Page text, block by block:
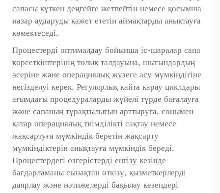
сапасы күткен деңгейге жетпейтін немесе қосымша
назар аударуды қажет ететін аймақтарды анықтауға
көмектеседі.
Процестерді оптималдау бойынша іс-шаралар сапа
көрсеткіштерінің толық талдауына, шығындардың
әсеріне және операциялық жүзеге асу мүмкіндігіне
негізделуі керек. Регулярлық қайта қарау циклдары
ағымдағы процедураларды жүйелі түрде бағалауға
және сапаның тұрақтылығын арттыруға, сонымен
қатар операциялық тиімділікті сақтау немесе
жақсартуға мүмкіндік беретін жақсарту
мүмкіндіктерін анықтауға мүмкіндік береді.
Процестердегі өзгерістерді енгізу кезінде
бағдарламаны сынақтан өткізу, қызметкерлерді
даярлау және нәтижелерді бақылау кезеңдері